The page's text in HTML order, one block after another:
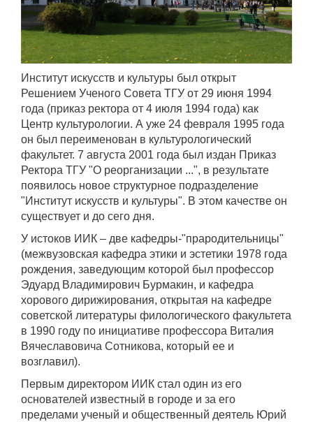
Институт искусств и культуры был открыт
Решением Ученого Совета ТГУ от 29 июня 1994
года (приказ ректора от 4 июля 1994 года) как
Центр культурологии. А уже 24 февраля 1995 года
он был переименован в культурологический
факультет. 7 августа 2001 года был издан Приказ
Ректора ТГУ "О реорганизации ...", в результате
появилось новое структурное подразделение
"Институт искусств и культуры". В этом качестве он
существует и до сего дня.
У истоков ИИК – две кафедры-"прародительницы"
(межвузовская кафедра этики и эстетики 1978 года
рождения, заведующим которой был профессор
Эдуард Владимирович Бурмакин, и кафедра
хорового дирижирования, открытая на кафедре
советской литературы филологического факультета
в 1990 году по инициативе профессора Виталия
Вячеславовича Сотникова, который ее и
возглавил).
Первым директором ИИК стал один из его
основателей известный в городе и за его
пределами ученый и общественный деятель Юрий